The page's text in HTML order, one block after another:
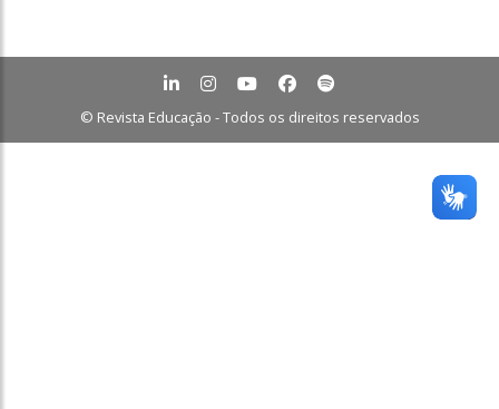
© Revista Educação - Todos os direitos reservados